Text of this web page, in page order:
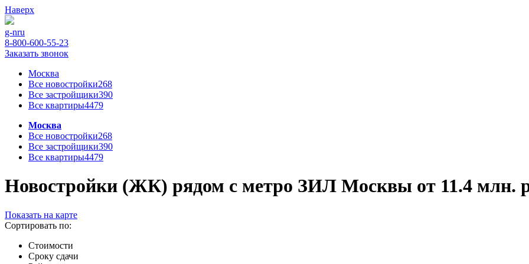
Наверх
g-nru
8-800-600-55-23
Заказать звонок
Москва
Все новостройки268
Все застройщики390
Все квартиры4479
Москва
Все новостройки268
Все застройщики390
Все квартиры4479
Новостройки (ЖК) рядом с метро ЗИЛ Москвы от 11.4 млн.
Показать на карте
Сортировать по:
Стоимости
Сроку сдачи